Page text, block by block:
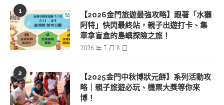
1
【2026金門旅遊最強攻略】跟著「水獺
阿特」快閃最終站，親子出遊打卡、集
章拿盲盒的島嶼探險之旅！
2026 年 7 月 8 日
2
【2025金門中秋博狀元餅】系列活動攻
略｜親子旅遊必玩、機票大獎等你來
博！